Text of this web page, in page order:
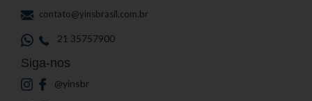
contato@yinsbrasil.com.br
21 35757900
Siga-nos
@yinsbr